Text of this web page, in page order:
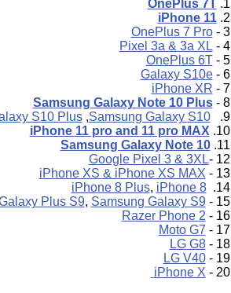
1.
OneP lus 7T
2.
iPhone 11
3 -
OnePlus 7 Pro
4 -
Pixel 3a & 3a XL
5 -
OnePlus 6T
6 -
Galaxy S10e
7 -
iPhone XR
8 -
Samsung Galaxy Note 10 Plus
9.
S10 Plus,Samsung Galaxy S10
10.
iPhone 11 pro and 11 pro MAX
11.
Samsung Galaxy Note 10
12 -
Google Pixel 3 & 3XL
13 -
iPhone XS & iPhone XS MAX
14.
iPhone 8 Plus, iPhone 8
15 -
Plus S9, Samsung Galaxy S9
16 -
2 Razer Phone
17 -
Moto G7
18 -
LG G8
19 -
LG V40
20 -
iPhone X